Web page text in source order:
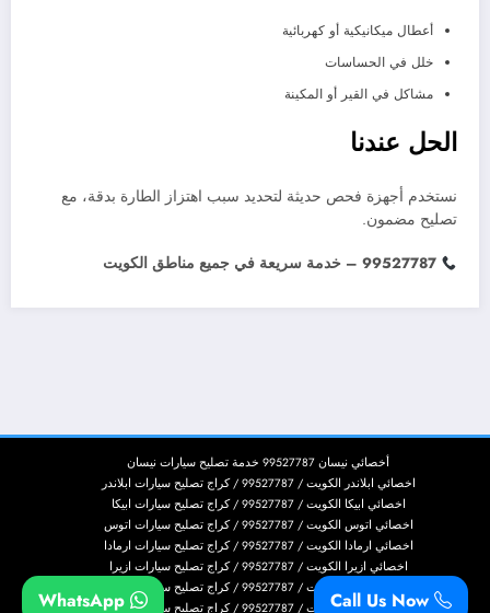
أعطال ميكانيكية أو كهربائية
خلل في الحساسات
مشاكل في القير أو المكينة
الحل عندنا
نستخدم أجهزة فحص حديثة لتحديد سبب اهتزاز الطارة بدقة، مع
تصليح مضمون.
99527787 – خدمة سريعة في جميع مناطق الكويت
أخصائي نيسان 99527787 خدمة تصليح سيارات نيسان
اخصائي ابلاندر الكويت / 99527787 / كراج تصليح سيارات ابلاندر
اخصائي ابيكا الكويت / 99527787 / كراج تصليح سيارات ابيكا
اخصائي اتوس الكويت / 99527787 / كراج تصليح سيارات اتوس
اخصائي ارمادا الكويت / 99527787 / كراج تصليح سيارات ارمادا
اخصائي ازيرا الكويت / 99527787 / كراج تصليح سيارات ازيرا
اخصائي اسكاليد الكويت / 99527787 / كراج تصليح سيارات اسكاليد
اخصائي اسكيب الكويت / 99527787 / كراج تصليح سيارات اسكيب